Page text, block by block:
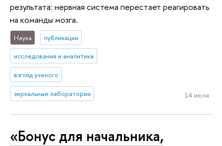
результата: нервная система перестает реагировать
на команды мозга.
Наука публикации
исследования и аналитика
взгляд ученого
зеркальные лаборатории 14 июля
«Бонус для начальника,